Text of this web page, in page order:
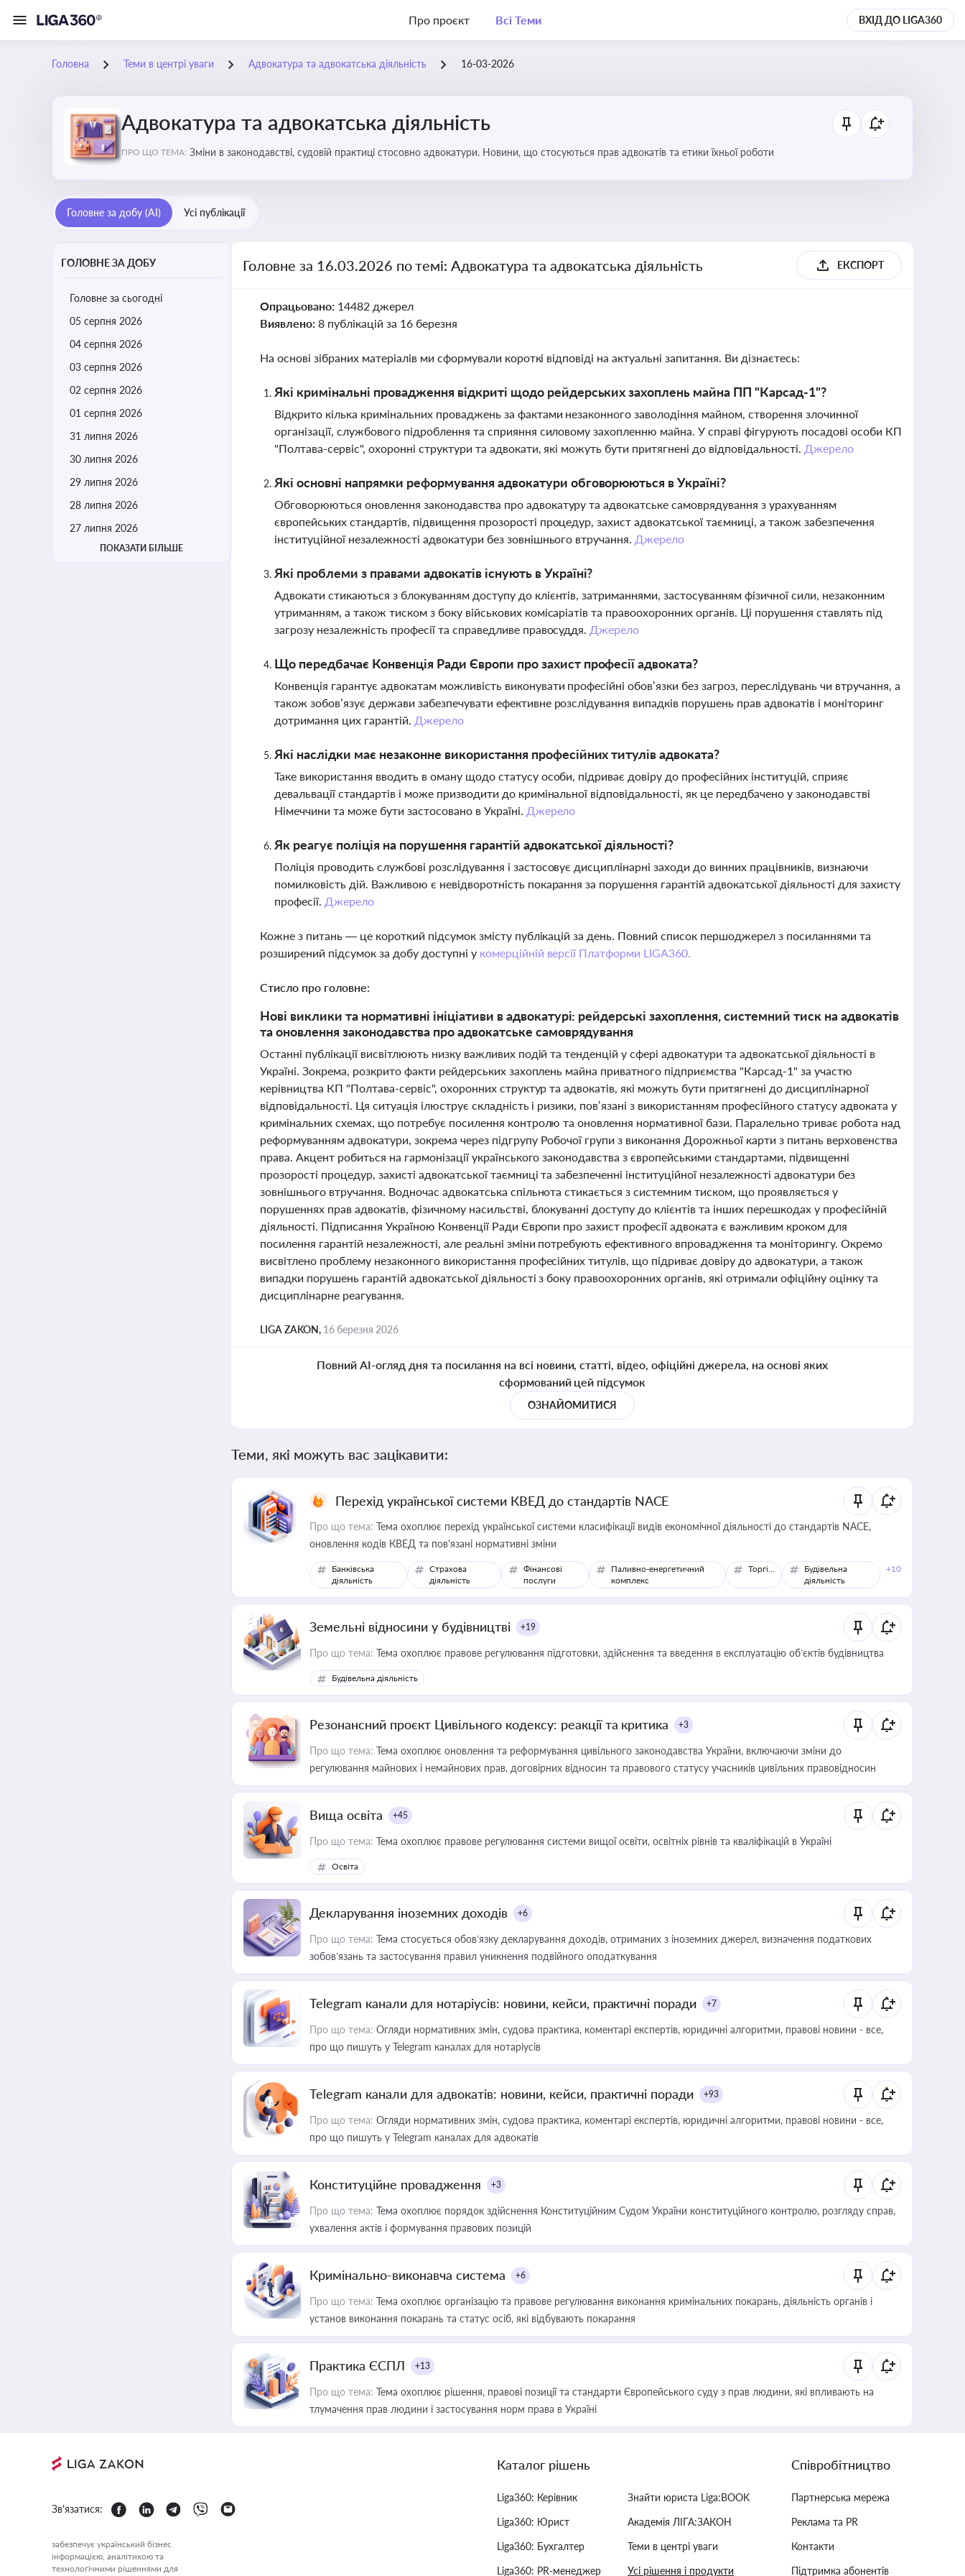
Про проєкт Всі Теми ВХІД ДО LIGA360
Головна Теми в центрі уваги Адвокатура та адвокатська діяльність 16-03-2026
Адвокатура та адвокатська діяльність
ПРО ЩО ТЕМА: Зміни в законодавстві, судовій практиці стосовно адвокатури. Новини, що стосуються прав адвокатів та етики їхньої роботи
Головне за добу (AI) Усі публікації
ГОЛОВНЕ ЗА ДОБУ
Головне за сьогодні
05 серпня 2026
04 серпня 2026
03 серпня 2026
02 серпня 2026
01 серпня 2026
31 липня 2026
30 липня 2026
29 липня 2026
28 липня 2026
27 липня 2026
ПОКАЗАТИ БІЛЬШЕ
Головне за 16.03.2026 по темі: Адвокатура та адвокатська діяльність ЕКСПОРТ
Опрацьовано: 14482 джерел
Виявлено: 8 публікацій за 16 березня
На основі зібраних матеріалів ми сформували короткі відповіді на актуальні запитання. Ви дізнаєтесь:
Які кримінальні провадження відкриті щодо рейдерських захоплень майна ПП "Карсад-1"?
Відкрито кілька кримінальних проваджень за фактами незаконного заволодіння майном, створення злочинної
організації, службового підроблення та сприяння силовому захопленню майна. У справі фігурують посадові особи КП
"Полтава-сервіс", охоронні структури та адвокати, які можуть бути притягнені до відповідальності. Джерело
Які основні напрямки реформування адвокатури обговорюються в Україні?
Обговорюються оновлення законодавства про адвокатуру та адвокатське самоврядування з урахуванням
європейських стандартів, підвищення прозорості процедур, захист адвокатської таємниці, а також забезпечення
інституційної незалежності адвокатури без зовнішнього втручання. Джерело
Які проблеми з правами адвокатів існують в Україні?
Адвокати стикаються з блокуванням доступу до клієнтів, затриманнями, застосуванням фізичної сили, незаконним
утриманням, а також тиском з боку військових комісаріатів та правоохоронних органів. Ці порушення ставлять під
загрозу незалежність професії та справедливе правосуддя. Джерело
Що передбачає Конвенція Ради Європи про захист професії адвоката?
Конвенція гарантує адвокатам можливість виконувати професійні обов’язки без загроз, переслідувань чи втручання, а
також зобов’язує держави забезпечувати ефективне розслідування випадків порушень прав адвокатів і моніторинг
дотримання цих гарантій. Джерело
Які наслідки має незаконне використання професійних титулів адвоката?
Таке використання вводить в оману щодо статусу особи, підриває довіру до професійних інституцій, сприяє
девальвації стандартів і може призводити до кримінальної відповідальності, як це передбачено у законодавстві
Німеччини та може бути застосовано в Україні. Джерело
Як реагує поліція на порушення гарантій адвокатської діяльності?
Поліція проводить службові розслідування і застосовує дисциплінарні заходи до винних працівників, визнаючи
помилковість дій. Важливою є невідворотність покарання за порушення гарантій адвокатської діяльності для захисту
професії. Джерело
Кожне з питань — це короткий підсумок змісту публікацій за день. Повний список першоджерел з посиланнями та
розширений підсумок за добу доступні у комерційній версії Платформи LIGA360.
Стисло про головне:
Нові виклики та нормативні ініціативи в адвокатурі: рейдерські захоплення, системний тиск на адвокатів
та оновлення законодавства про адвокатське самоврядування
Останні публікації висвітлюють низку важливих подій та тенденцій у сфері адвокатури та адвокатської діяльності в
Україні. Зокрема, розкрито факти рейдерських захоплень майна приватного підприємства "Карсад-1" за участю
керівництва КП "Полтава-сервіс", охоронних структур та адвокатів, які можуть бути притягнені до дисциплінарної
відповідальності. Ця ситуація ілюструє складність і ризики, пов’язані з використанням професійного статусу адвоката у
кримінальних схемах, що потребує посилення контролю та оновлення нормативної бази. Паралельно триває робота над
реформуванням адвокатури, зокрема через підгрупу Робочої групи з виконання Дорожньої карти з питань верховенства
права. Акцент робиться на гармонізації українського законодавства з європейськими стандартами, підвищенні
прозорості процедур, захисті адвокатської таємниці та забезпеченні інституційної незалежності адвокатури без
зовнішнього втручання. Водночас адвокатська спільнота стикається з системним тиском, що проявляється у
порушеннях прав адвокатів, фізичному насильстві, блокуванні доступу до клієнтів та інших перешкодах у професійній
діяльності. Підписання Україною Конвенції Ради Європи про захист професії адвоката є важливим кроком для
посилення гарантій незалежності, але реальні зміни потребують ефективного впровадження та моніторингу. Окремо
висвітлено проблему незаконного використання професійних титулів, що підриває довіру до адвокатури, а також
випадки порушень гарантій адвокатської діяльності з боку правоохоронних органів, які отримали офіційну оцінку та
дисциплінарне реагування.
LIGA ZAKON, 16 березня 2026
Повний AI-огляд дня та посилання на всі новини, статті, відео, офіційні джерела, на основі яких
сформований цей підсумок
ОЗНАЙОМИТИСЯ
Теми, які можуть вас зацікавити:
Перехід української системи КВЕД до стандартів NACE
Про що тема: Тема охоплює перехід української системи класифікації видів економічної діяльності до стандартів NACE,
оновлення кодів КВЕД та пов'язані нормативні зміни
Банківська
діяльність
Страхова
діяльність
Фінансові
послуги
Паливно-енергетичний
комплекс
Торгівля
Будівельна
діяльність
+10
Земельні відносини у будівництві +19
Про що тема: Тема охоплює правове регулювання підготовки, здійснення та введення в експлуатацію об’єктів будівництва
Будівельна діяльність
Резонансний проєкт Цивільного кодексу: реакції та критика +3
Про що тема: Тема охоплює оновлення та реформування цивільного законодавства України, включаючи зміни до
регулювання майнових і немайнових прав, договірних відносин та правового статусу учасників цивільних правовідносин
Вища освіта +45
Про що тема: Тема охоплює правове регулювання системи вищої освіти, освітніх рівнів та кваліфікацій в Україні
Освіта
Декларування іноземних доходів +6
Про що тема: Тема стосується обов’язку декларування доходів, отриманих з іноземних джерел, визначення податкових
зобов’язань та застосування правил уникнення подвійного оподаткування
Telegram канали для нотаріусів: новини, кейси, практичні поради +7
Про що тема: Огляди нормативних змін, судова практика, коментарі експертів, юридичні алгоритми, правові новини - все,
про що пишуть у Telegram каналах для нотаріусів
Telegram канали для адвокатів: новини, кейси, практичні поради +93
Про що тема: Огляди нормативних змін, судова практика, коментарі експертів, юридичні алгоритми, правові новини - все,
про що пишуть у Telegram каналах для адвокатів
Конституційне провадження +3
Про що тема: Тема охоплює порядок здійснення Конституційним Судом України конституційного контролю, розгляду справ,
ухвалення актів і формування правових позицій
Кримінально-виконавча система +6
Про що тема: Тема охоплює організацію та правове регулювання виконання кримінальних покарань, діяльність органів і
установ виконання покарань та статус осіб, які відбувають покарання
Практика ЄСПЛ +13
Про що тема: Тема охоплює рішення, правові позиції та стандарти Європейського суду з прав людини, які впливають на
тлумачення прав людини і застосування норм права в Україні
Зв'язатися:
забезпечує український бізнес
інформацією, аналітикою та
технологічними рішеннями для
Каталог рішень
Liga360: Керівник
Liga360: Юрист
Liga360: Бухгалтер
Liga360: PR-менеджер
Знайти юриста Liga:BOOK
Академія ЛІГА:ЗАКОН
Теми в центрі уваги
Усі рішення і продукти
Співробітництво
Партнерська мережа
Реклама та PR
Контакти
Підтримка абонентів